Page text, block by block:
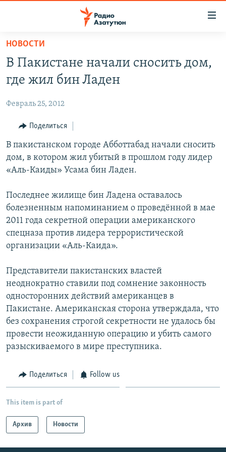
Перейти
основному
содержанию
навигации
Перейти
поиску
ОБЩЕСТВО
ЭКОНОМИКА
РЕГИОН
НАГОРНЫЙ КАРАБАХ
СПОРТ
АРХИВ
Հայերեն
Русский
Все сайты Радио Азатутюн
НОВОСТИ
В Пакистане начали сносить дом,
где жил бин Ладен
Февраль 25, 2012
Поделиться
В пакистанском городе Абботтабад начали сносить
дом, в котором жил убитый в прошлом году лидер
«Аль-Каиды» Усама бин Ладен.
Последнее жилище бин Ладена оставалось
болезненным напоминанием о проведённой в мае
2011 года секретной операции американского
спецназа против лидера террористической
организации «Аль-Каида».
Представители пакистанских властей
неоднократно ставили под сомнение законность
односторонних действий американцев в
Пакистане. Американская сторона утверждала, что
без сохранения строгой секретности не удалось бы
провести неожиданную операцию и убить самого
разыскиваемого в мире преступника.
Поделиться Follow us
This item is part of
Архив Новости